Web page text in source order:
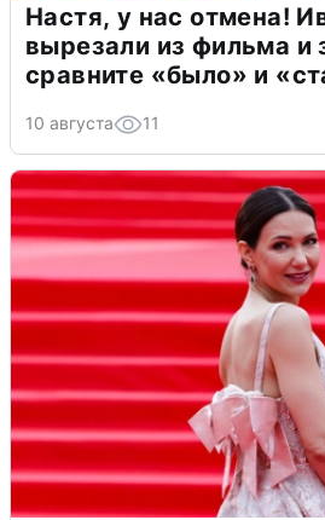
Настя, у нас отмена!
вырезали из фильма
сравните «было» и
10 августа 11